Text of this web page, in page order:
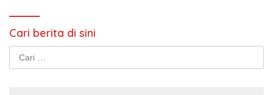
Cari berita di sini